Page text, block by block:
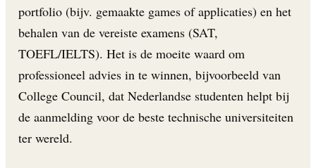
portfolio (bijv. gemaakte games of applicaties) en het
behalen van de vereiste examens (SAT,
TOEFL/IELTS). Het is de moeite waard om
professioneel advies in te winnen, bijvoorbeeld van
College Council, dat Nederlandse studenten helpt bij
de aanmelding voor de beste technische universiteiten
ter wereld.